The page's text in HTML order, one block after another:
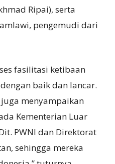
Ripai), serta
pengemudi dari
fasilitasi ketibaan
baik dan lancar.
menyampaikan
Kementerian Luar
PWNI dan Direktorat
sehingga mereka